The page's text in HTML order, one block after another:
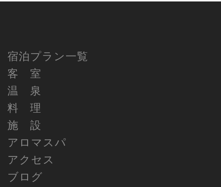
宿泊プラン一覧
客 室
温 泉
料 理
施 設
アロマスパ
アクセス
ブログ